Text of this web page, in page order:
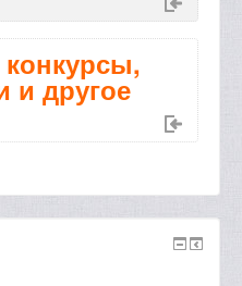
и другое